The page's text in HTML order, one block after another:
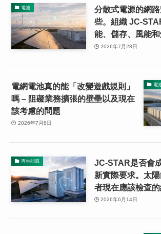
電池
分散式電源的網
些。組織 JC-
能、儲存、風能
2026年7月28日
電
電網電池真的能「改變遊戲規則」
嗎 – 阻礙業務擴張的壁壘以及現在
該考慮的問題
2026年7月8日
再生能源
JC-STAR是否會
新實際要求。太
者現在應該檢查
2026年6月14日